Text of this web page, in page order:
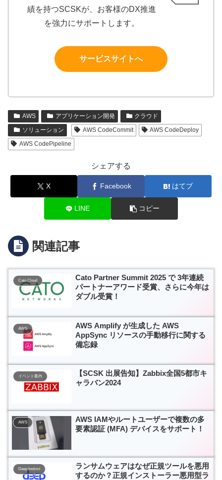
績を持つSCSKが、お客様のDX推進
を強力にサポートします。
サービスサイトへ
AWS アプリケーション開発
クラウド
ソリューション
AWS CodeCommit
AWS CodeDeploy
AWS CodePipeline
シェアする
X Facebook はてブ
LINE コピー
関連記事
Cato Cloud
Cato Partner Summit 2025 で 3年連続
パートナーアワード受賞、さらに今年は
ダブル受賞！
AWS
AWS Amplify が生成した AWS
AppSync リソースの手動移行に関する
備忘録
イベント案内
【SCSK 出展告知】Zabbix全国5都市キ
ャラバン2024
AWS
AWS IAMやルートユーザーで複数の多
要素認証 (MFA) デバイスをサポート！
Deep Instinct
ランサムウェアはなぜ正規ツールを悪用
するのか？正規インストーラー悪用型ラ